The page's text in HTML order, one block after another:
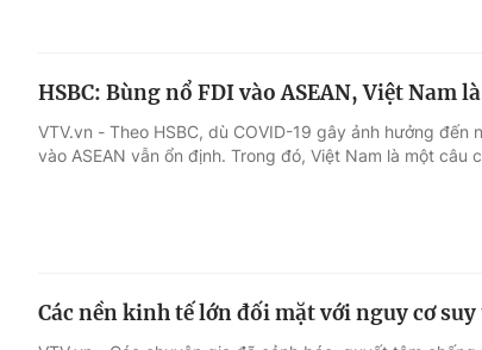
HSBC: Bùng nổ FDI vào ASEAN, Việt Nam
VTV.vn - Theo HSBC, dù COVID-19 gây ảnh hưởng
vào ASEAN vẫn ổn định. Trong đó, Việt Nam là một câu
Các nền kinh tế lớn đối mặt với nguy cơ